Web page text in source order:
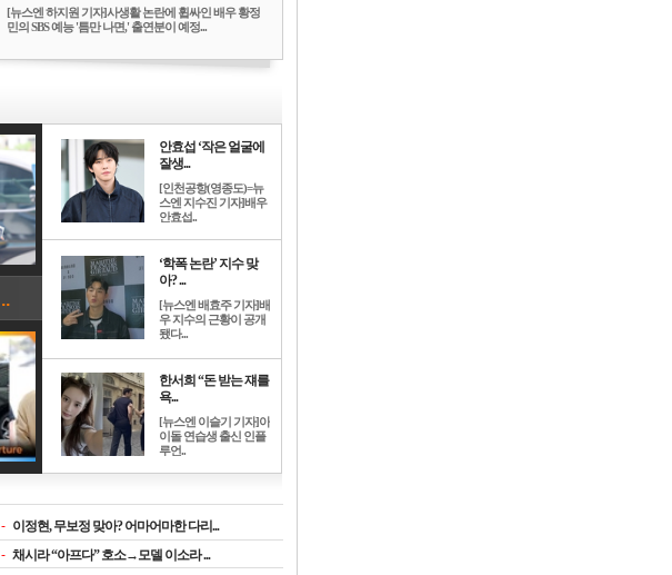
[뉴스엔 하지원 기자]사생활 논란에 휩싸인 배우 황정
민의 SBS 예능 '틈만 나면,' 출연분이 예정...
안효섭 ‘작은 얼굴에
잘생...
[인천공항(영종도)=뉴
스엔 지수진 기자]배우
안효섭..
‘학폭 논란’ 지수 맞
아? ...
[뉴스엔 배효주 기자]배
우 지수의 근황이 공개
됐다...
한서희 “돈 받는 쟤를
욕...
[뉴스엔 이슬기 기자]아
이돌 연습생 출신 인플
루언..
- 이정현, 무보정 맞아? 어마어마한 다리...
- 채시라 “아프다” 호소→모델 이소라 ...